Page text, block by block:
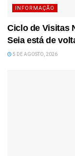
INFORMAÇÃO
Ciclo de Visitas
Seia está de
5 DE AGOSTO, 2026